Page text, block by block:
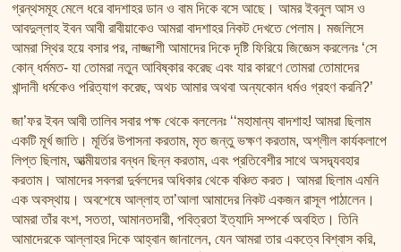
গ্রন্থসমূহ মেলে ধরে বাদশাহর ডান ও বাম দিকে বসে আছে। আমর ইবনুল আস ও
আবদুল্লাহ ইবন আবী রাবীয়াকেও আমরা বাদশাহর নিকট দেখতে পেলাম। মজলিসে
আমরা স্থির হয়ে বসার পর, নাজ্জাশী আমাদের দিকে দৃষ্টি ফিরিয়ে জিজ্ঞেস করলেনঃ ‘সে
কোন্ ধর্মমত- যা তোমরা নতুন আবিষ্কার করেছ এবং যার কারণে তোমরা তোমাদের
খান্দানী ধর্মকেও পরিত্যাগ করেছ, অথচ আমার অথবা অন্যকোন ধর্মও গ্রহণ করনি?’
জা’ফর ইবন আবী তালিব সবার পক্ষ থেকে বললেনঃ ‘‘মহামান্য বাদশাহ! আমরা ছিলাম
একটি মূর্খ জাতি। মূর্তির উপাসনা করতাম, মৃত জন্তু ভক্ষণ করতাম, অশ্লীল কার্যকলাপে
লিপ্ত ছিলাম, আত্মীয়তার বন্ধন ছিন্ন করতাম, এবং প্রতিবেশীর সাথে অসদ্ব্যবহার
করতাম। আমাদের সবলরা দুর্বলদের অধিকার থেকে বঞ্চিত করত। আমরা ছিলাম এমনি
এক অবস্থায়। অবশেষে আল্লাহ তা’আলা আমাদের নিকট একজন রাসূল পাঠালেন।
আমরা তাঁর বংশ, সততা, আমানতদারী, পবিত্রতা ইত্যাদি সম্পর্কে অবহিত। তিনি
আমাদেরকে আল্লাহর দিকে আহ্বান জানালেন, যেন আমরা তার একত্বে বিশ্বাস করি,